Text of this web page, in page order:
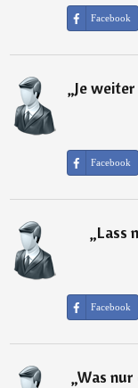
Facebook
„Je
Facebook
„Lass
Facebook
„Was